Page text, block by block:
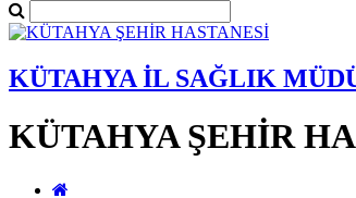
KÜTAHYA İL SAĞLIK
KÜTAHYA ŞEHİR